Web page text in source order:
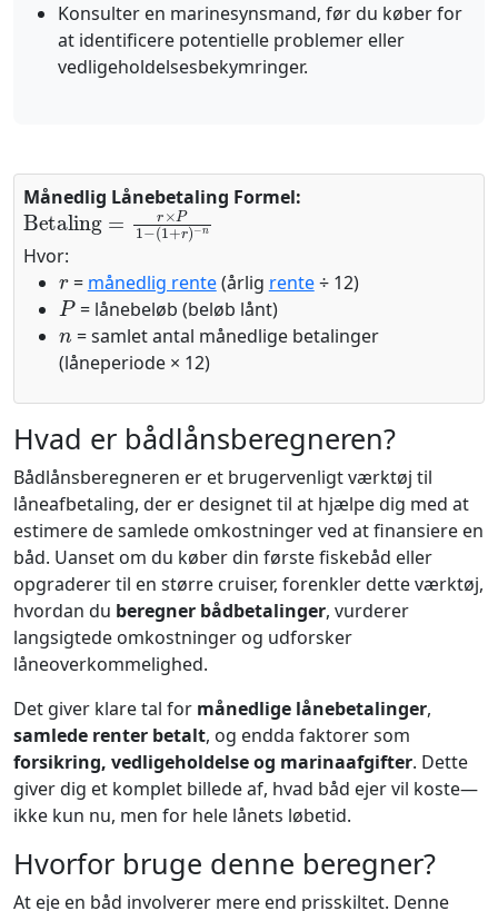
Konsulter en marinesynsmand, før du køber for
at identificere potentielle problemer eller
vedligeholdelsesbekymringer.
Månedlig Lånebetaling Formel:
Betaling =r×P1−(1+r)
−n
Hvor:
r
= månedlig rente(årlig rente÷ 12)
P
= lånebeløb (beløb lånt)
n
= samlet antal månedlige betalinger
(låneperiode × 12)
Hvad er bådlånsberegneren?
Bådlånsberegneren er et brugervenligt værktøj til
låneafbetaling, der er designet til at hjælpe dig med at
estimere de samlede omkostninger ved at finansiere en
båd. Uanset om du køber din første fiskebåd eller
opgraderer til en større cruiser, forenkler dette værktøj,
hvordan du beregner bådbetalinger, vurderer
langsigtede omkostninger og udforsker
låneoverkommelighed.
Det giver klare tal for månedlige lånebetalinger,
samlede renter betalt, og endda faktorer som
forsikring, vedligeholdelse og marinaafgifter. Dette
giver dig et komplet billede af, hvad båd ejer vil koste—
ikke kun nu, men for hele lånets løbetid.
Hvorfor bruge denne beregner?
At eje en båd involverer mere end prisskiltet. Denne